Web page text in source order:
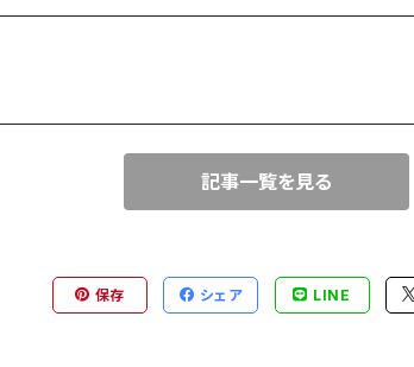
記事一覧を見る
保存 シェア LINE